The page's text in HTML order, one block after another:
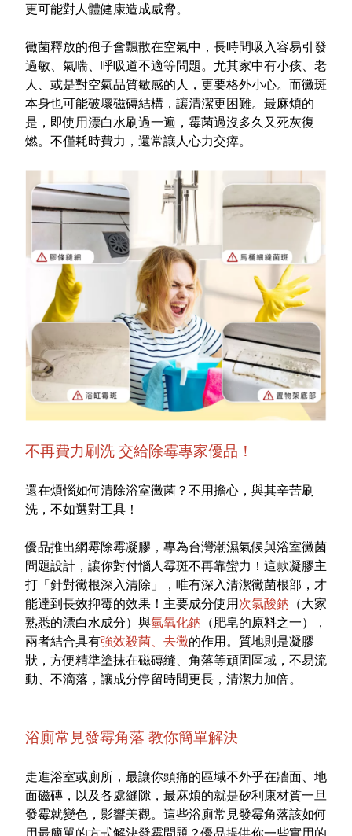
更可能對人體健康造成威脅。
黴菌釋放的孢子會飄散在空氣中，長時間吸入容易引發
過敏、氣喘、呼吸道不適等問題。尤其家中有小孩、老
人、或是對空氣品質敏感的人，更要格外小心。而黴斑
本身也可能破壞磁磚結構，讓清潔更困難。最麻煩的
是，即使用漂白水刷過一遍，霉菌過沒多久又死灰復
燃。不僅耗時費力，還常讓人心力交瘁。
不再費力刷洗 交給除霉專家優品！
還在煩惱如何清除浴室黴菌？不用擔心，與其辛苦刷
洗，不如選對工具！
優品推出網霉除霉凝膠，專為台灣潮濕氣候與浴室黴菌
問題設計，讓你對付惱人霉斑不再靠蠻力！這款凝膠主
打「針對黴根深入清除」，唯有深入清潔黴菌根部，才
能達到長效抑霉的效果！主要成分使用 次氯酸鈉 （大家
熟悉的漂白水成分）與氫氧化鈉 （肥皂的原料之一），
兩者結合具有強效殺菌、去黴的作用。質地則是凝膠
狀，方便精準塗抹在磁磚縫、角落等頑固區域，不易流
動、不滴落，讓成分停留時間更長，清潔力加倍。
浴廁常見發霉角落 教你簡單解決
走進浴室或廁所，最讓你頭痛的區域不外乎在牆面、地
面磁磚，以及各處縫隙，最麻煩的就是矽利康材質一旦
發霉就變色，影響美觀。這些浴廁常見發霉角落該如何